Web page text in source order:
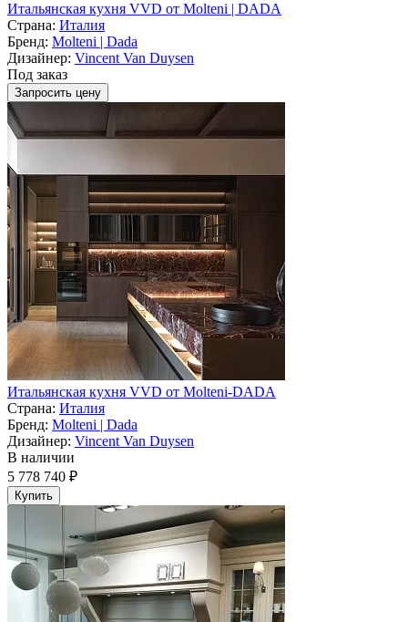
Итальянская кухня VVD от Molteni | DADA
Страна: Италия
Бренд: Molteni | Dada
Дизайнер: Vincent Van Duysen
Под заказ
Запросить цену
Итальянская кухня VVD от Molteni-DADA
Страна: Италия
Бренд: Molteni | Dada
Дизайнер: Vincent Van Duysen
В наличии
5 778 740 ₽
Купить